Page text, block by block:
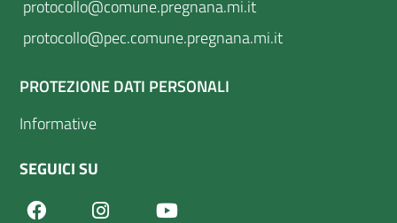
protocollo@comune.pregnana.mi.it
protocollo@pec.comune.pregnana.mi.it
PROTEZIONE DATI PERSONALI
Informative
SEGUICI SU
FacebookInstagram